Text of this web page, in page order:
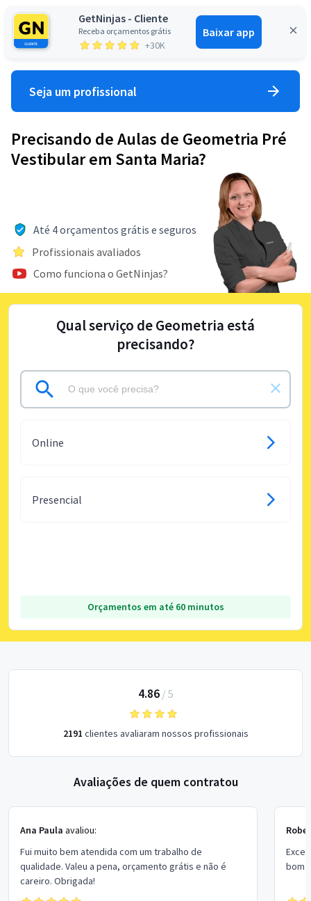
GetNinjas - Cliente
Receba orçamentos grátis
+30K
Baixar app
Entrar
Seja um profissional
Precisando de Aulas de Geometria Pré
Vestibular em Santa Maria?
Até 4 orçamentos grátis e seguros
Profissionais avaliados
Como funciona o GetNinjas?
Qual serviço de Geometria está
precisando?
Online
Presencial
Orçamentos em até 60 minutos
4.86/ 5
2191 clientes avaliaram nossos profissionais
Avaliações de quem contratou
Ana Paula avaliou:
Fui muito bem atendida com um trabalho de
qualidade. Valeu a pena, orçamento grátis e não é
careiro. Obrigada!
bom